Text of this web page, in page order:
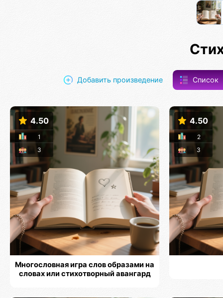
Добавить произведение Список
4.50
3
1
Многословная игра слов образами на
словах или стихотворный авангард
4.50
3
2